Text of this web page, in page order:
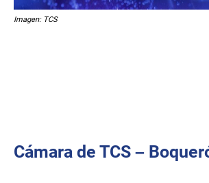
Imagen: TCS
Cámara de TCS –